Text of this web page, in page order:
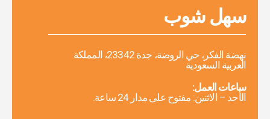
سهل شوب
نهضة الفكر، حي الروضة، جدة 23342، المملكة
العربية السعودية
ساعات العمل:
الأحد – الاثنين: مفتوح على مدار 24 ساعة.